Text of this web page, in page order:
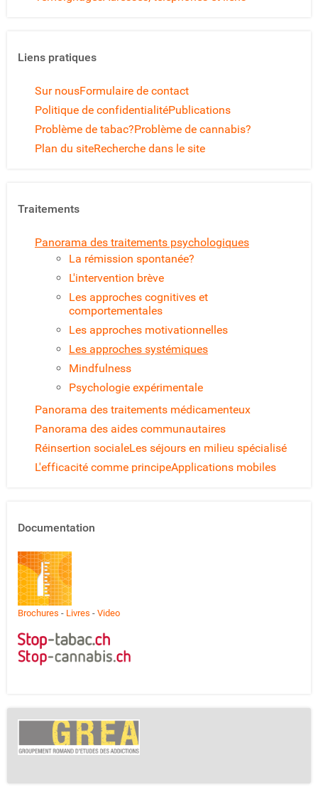
Liens pratiques
Sur nousFormulaire de contact
Politique de confidentialitéPublications
Problème de tabac?Problème de cannabis?
Plan du siteRecherche dans le site
Traitements
Panorama des traitements psychologiques
La rémission spontanée?
L'intervention brève
Les approches cognitives et
comportementales
Les approches motivationnelles
Les approches systémiques
Mindfulness
Psychologie expérimentale
Panorama des traitements médicamenteux
Panorama des aides communautaires
Réinsertion socialeLes séjours en milieu spécialisé
L'efficacité comme principeApplications mobiles
Documentation
Brochures - Livres - Video